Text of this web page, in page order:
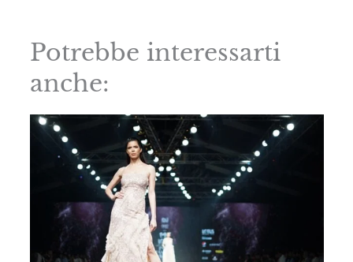
Potrebbe interessarti
anche: